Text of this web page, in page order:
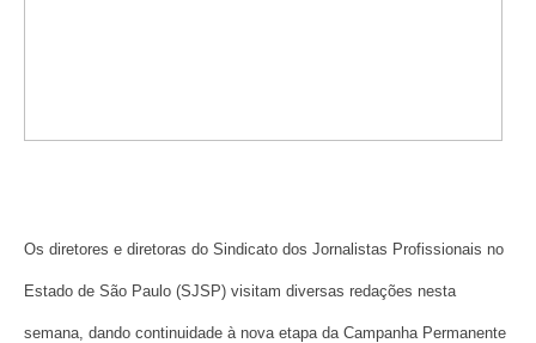
Os diretores e diretoras do Sindicato dos Jornalistas Profissionais no
Estado de São Paulo (SJSP) visitam diversas redações nesta
semana, dando continuidade à nova etapa da Campanha Permanente